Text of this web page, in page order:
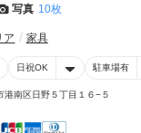
写真 10枚
ア 家具
日祝OK 駐車場有
港南区日野５丁目１６−５